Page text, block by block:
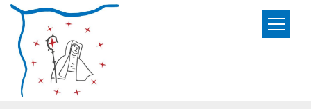
Zum Inhalt springen